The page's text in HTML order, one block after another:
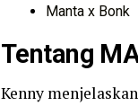
Manta x Bonk
Tentang
Kenny